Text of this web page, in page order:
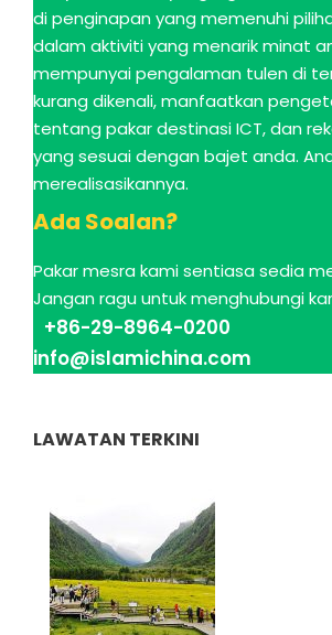
di penginapan yang memenuhi
dalam aktiviti yang menarik minat
mempunyai pengalaman tulen di
kurang dikenali, manfaatkan
tentang pakar destinasi ICT, dan
yang sesuai dengan bajet anda.
merealisasikannya.
Ada Soalan?
Pakar mesra kami sentiasa sedia
Jangan ragu untuk menghubungi
+86-29-8964-0200
info@islamichina.com
LAWATAN TERKINI